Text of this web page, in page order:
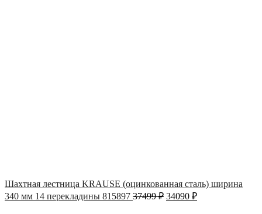
Шахтная лестница KRAUSE (оцинкованная сталь) ширина
340 мм 14 перекладины 815897 37499₽ 34090 ₽